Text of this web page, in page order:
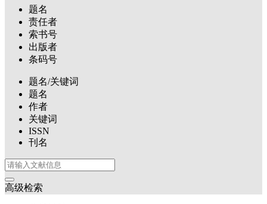
题名
责任者
索书号
出版者
条码号
题名/关键词
题名
作者
关键词
ISSN
刊名
高级检索